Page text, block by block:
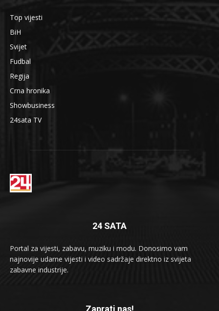
Top vijesti
BiH
Svijet
Fudbal
Regija
Crna hronika
Showbusiness
24sata TV
24 SATA
Portal za vijesti, zabavu, muziku i modu. Donosimo vam
najnovije udarne vijesti i video sadržaje direktno iz svijeta
zabavne industrije.
Zaprati nas!